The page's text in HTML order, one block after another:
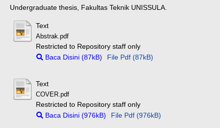
Undergraduate thesis, Fakultas Teknik UNISSULA.
Text
Abstrak.pdf
Restricted to Repository staff only
Baca Disini (87kB)
File Pdf (87kB)
Text
COVER.pdf
Restricted to Repository staff only
Baca Disini (976kB)
File Pdf (976kB)